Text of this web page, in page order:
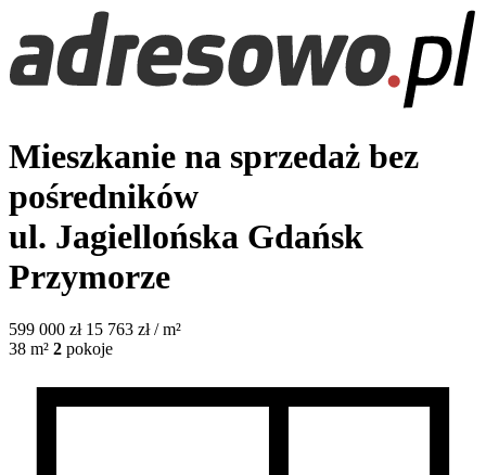
Mieszkanie na sprzedaż bez
pośredników
ul. Jagiellońska Gdańsk
Przymorze
599 000 zł 15 763 zł / m²
38 m² 2 pokoje